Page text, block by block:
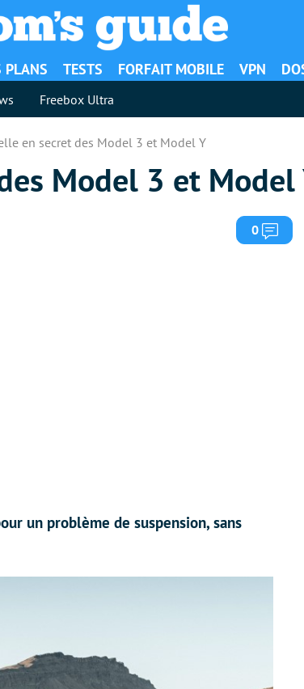
PLANS TESTS FORFAIT MOBILE VPN
Freebox Ultra
en secret des Model 3 et Model Y
Model 3 et Model
0
un problème de suspension, sans